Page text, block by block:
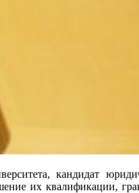
кандидат
их квалификации,